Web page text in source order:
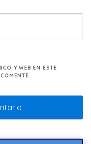
Y WEB EN ESTE